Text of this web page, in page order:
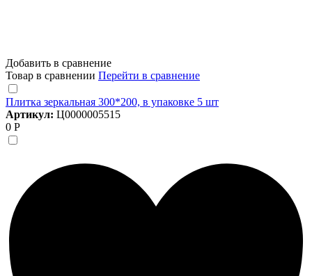
Добавить в сравнение
Товар в сравнении Перейти в сравнение
Плитка зеркальная 300*200, в упаковке 5 шт
Артикул: Ц0000005515
0 Р